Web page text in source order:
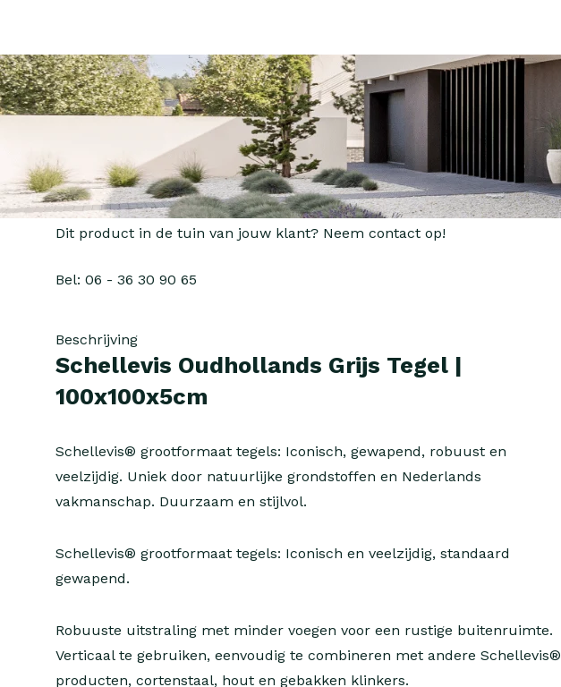
Dit product in de tuin van jouw klant? Neem contact op!
Bel: 06 - 36 30 90 65
Beschrijving
Schellevis Oudhollands Grijs Tegel |
100x100x5cm
Schellevis® grootformaat tegels: Iconisch, gewapend, robuust en
veelzijdig. Uniek door natuurlijke grondstoffen en Nederlands
vakmanschap. Duurzaam en stijlvol.
Schellevis® grootformaat tegels: Iconisch en veelzijdig, standaard
gewapend.
Robuuste uitstraling met minder voegen voor een rustige buitenruimte.
Verticaal te gebruiken, eenvoudig te combineren met andere Schellevis®
producten, cortenstaal, hout en gebakken klinkers.